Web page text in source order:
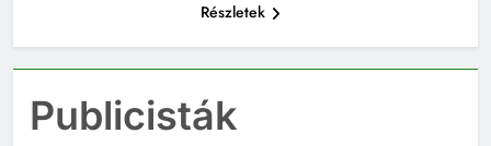
Részletek
Publicisták